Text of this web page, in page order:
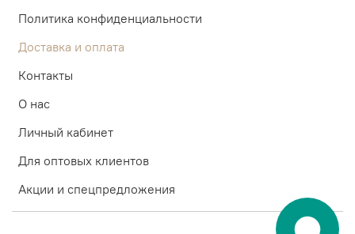
Политика конфиденциальности
Доставка и оплата
Контакты
О нас
Личный кабинет
Для оптовых клиентов
Акции и спецпредложения